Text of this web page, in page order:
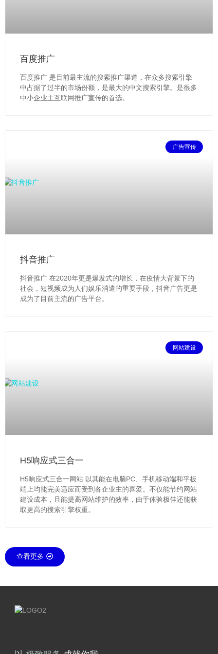
百度推广
百度推广 是目前最主流的搜索推广渠道，在众多搜索引擎
中占据了过半的市场份额，是最大的中文搜索引擎。是很多
中小企业主互联网推广宣传的首选。
广告宣传
抖音推广
抖音推广 在2020年更是爆发式的增长，在疫情大背景下的
社会，短视频成为人们娱乐消遣的重要手段，抖音广告更是
成为了目前主流的广告平台。
网站建设
H5响应式三合一
H5响应式三合一网站 以其能在电脑PC、手机移动端和平板
端上均能完美适应而受到各企业主的喜爱。不仅能节约网站
建设成本，且能提高网站维护的效率，由于体验极佳还能获
取更高的搜索引擎权重。
查看更多